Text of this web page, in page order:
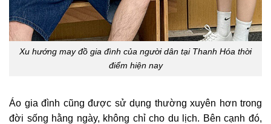
Xu hướng may đồ gia đình của người dân tại Thanh Hóa thời
điểm hiện nay
Áo gia đình cũng được sử dụng thường xuyên hơn trong
đời sống hằng ngày, không chỉ cho du lịch. Bên cạnh đó,